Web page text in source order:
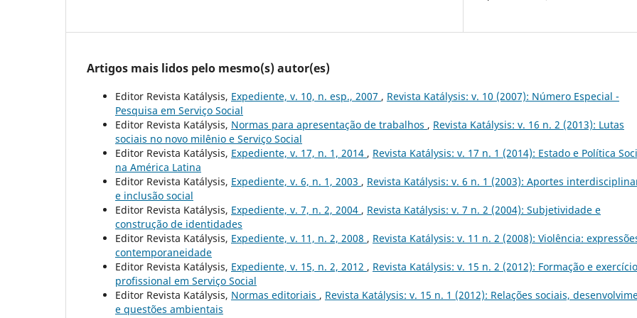
Artigos mais lidos pelo mesmo(s) autor(es)
Editor Revista Katálysis, Expediente, v. 10, n. esp., 2007 , Revista Katálysis: v. 10 (2007): Número Especial -
Pesquisa em Serviço Social
Editor Revista Katálysis, Normas para apresentação de trabalhos , Revista Katálysis: v. 16 n. 2 (2013): Lutas
sociais no novo milênio e Serviço Social
Editor Revista Katálysis, Expediente, v. 17, n. 1, 2014 , Revista Katálysis: v. 17 n. 1 (2014): Estado e Política
na América Latina
Editor Revista Katálysis, Expediente, v. 6, n. 1, 2003 , Revista Katálysis: v. 6 n. 1 (2003): Aportes
e inclusão social
Editor Revista Katálysis, Expediente, v. 7, n. 2, 2004 , Revista Katálysis: v. 7 n. 2 (2004): Subjetividade e
construção de identidades
Editor Revista Katálysis, Expediente, v. 11, n. 2, 2008 , Revista Katálysis: v. 11 n. 2 (2008): Violência:
contemporaneidade
Editor Revista Katálysis, Expediente, v. 15, n. 2, 2012 , Revista Katálysis: v. 15 n. 2 (2012): Formação e exercício
profissional em Serviço Social
Editor Revista Katálysis, Normas editoriais , Revista Katálysis: v. 15 n. 1 (2012): Relações sociais,
e questões ambientais